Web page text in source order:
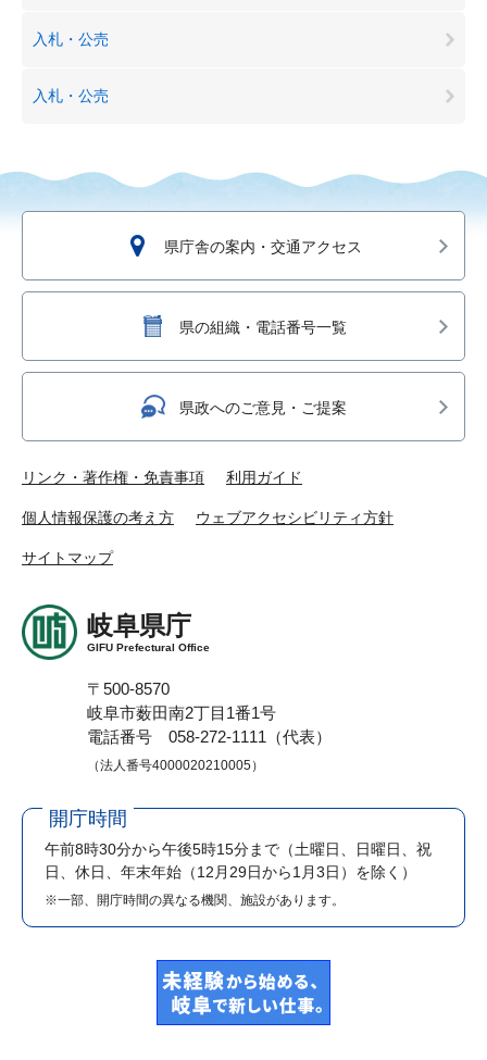
入札・公売
入札・公売
県庁舎の案内・交通アクセス
県の組織・電話番号一覧
県政へのご意見・ご提案
リンク・著作権・免責事項 利用ガイド
個人情報保護の考え方 ウェブアクセシビリティ方針
サイトマップ
岐阜県庁
GIFU Prefectural Office
〒500-8570
岐阜市薮田南2丁目1番1号
電話番号 058-272-1111（代表）
（法人番号4000020210005）
開庁時間
午前8時30分から午後5時15分まで （土曜日、日曜日、祝
日、休日、年末年始（12月29日から1月3日）を除く）
※一部、開庁時間の異なる機関、施設があります。